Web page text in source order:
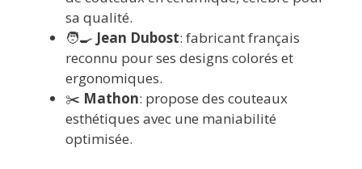
sa qualité.
🧑‍🍳 Jean Dubost: fabricant français
reconnu pour ses designs colorés et
ergonomiques.
✂️ Mathon: propose des couteaux
esthétiques avec une maniabilité
optimisée.